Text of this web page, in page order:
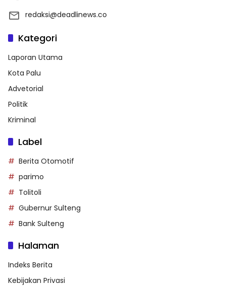
redaksi@deadlinews.co
Kategori
Laporan Utama
Kota Palu
Advetorial
Politik
Kriminal
Label
Berita Otomotif
parimo
Tolitoli
Gubernur Sulteng
Bank Sulteng
Halaman
Indeks Berita
Kebijakan Privasi